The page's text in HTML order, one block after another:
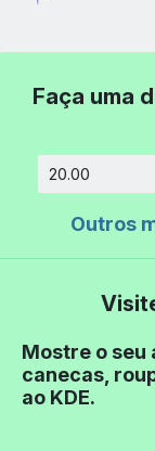
Faça uma
Outros
Mostre o seu
canecas,
ao KDE.